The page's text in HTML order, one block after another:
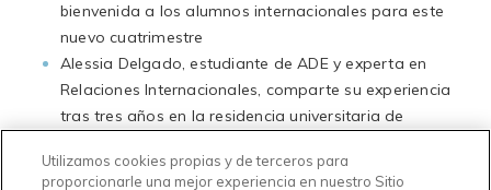
bienvenida a los alumnos internacionales para este
nuevo cuatrimestre
Alessia Delgado, estudiante de ADE y experta en
Relaciones Internacionales, comparte su experiencia
tras tres años en la residencia universitaria de
Temporada de exámenes en UNEATLANTICO ¿De qué
Utilizamos cookies propias y de terceros para
proporcionarle una mejor experiencia en nuestro Sitio